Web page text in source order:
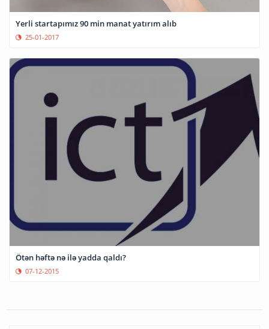
Yerli startapımız 90 min manat yatırım alıb
25-01-2017
Ötən həftə nə ilə yadda qaldı?
07-12-2015